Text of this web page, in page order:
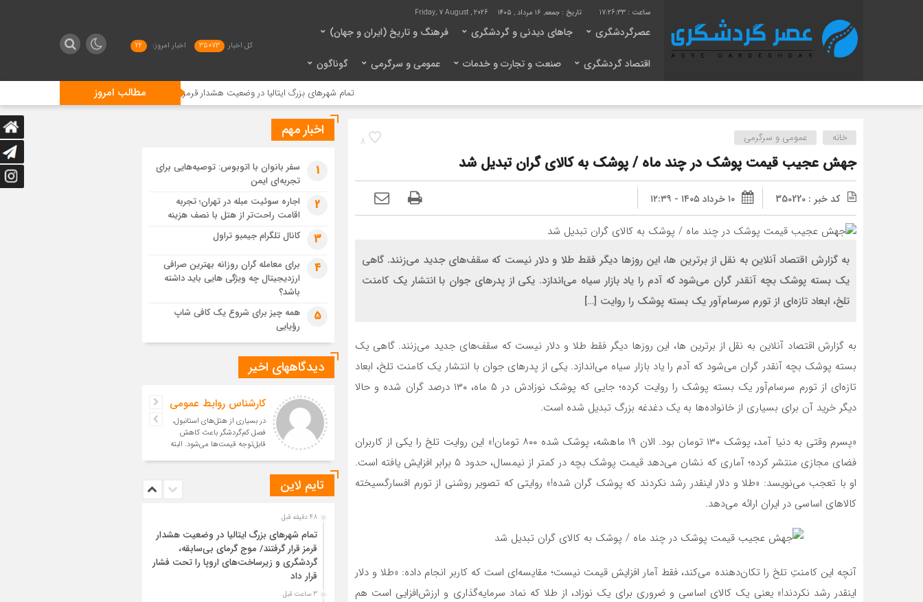
17:26:34 تاریخ : جمعه, ۱۶ مرداد , ۱۴۰۵ Friday, 7 August , 2026
عصرگردشگری جاهای دیدنی و گردشگری فرهنگ و تاریخ (ایران و جهان)
اقتصاد گردشگری صنعت و تجارت و خدمات عمومی و سرگرمی گوناگون
کل اخبار 35073 اخبار امروز: 22
مطالب امروز
تمام شهرهای بزرگ ایتالیا در وضعیت هشدار قرمز قرار گرفتند/ موج گرمای بی‌سابقه، گردشگری و زیرساخت‌های
8 خانه عمومی و سرگرمی
جهش عجیب قیمت پوشک در چند ماه / پوشک به کالای گران تبدیل شد
کد خبر : 350220 ۱۰ خرداد ۱۴۰۵ - ۱۲:۳۹
به گزارش اقتصاد آنلاین به نقل از برترین ها، این روزها دیگر فقط طلا و دلار نیست که سقف‌های جدید می‌زنند. گاهی
یک بسته پوشک بچه آنقدر گران می‌شود که آدم را یاد بازار سیاه می‌اندازد. یکی از پدرهای جوان با انتشار یک کامنت
تلخ، ابعاد تازه‌ای از تورم سرسام‌آور یک بسته پوشک را روایت […]
به گزارش اقتصاد آنلاین به نقل از برترین ها، این روزها دیگر فقط طلا و دلار نیست که سقف‌های جدید می‌زنند. گاهی یک
بسته پوشک بچه آنقدر گران می‌شود که آدم را یاد بازار سیاه می‌اندازد. یکی از پدرهای جوان با انتشار یک کامنت تلخ، ابعاد
تازه‌ای از تورم سرسام‌آور یک بسته پوشک را روایت کرده؛ جایی که پوشک نوزادش در ۵ ماه، ۱۳۰ درصد گران شده و حالا
دیگر خرید آن برای بسیاری از خانواده‌ها به یک دغدغه بزرگ تبدیل شده است.
«پسرم وقتی به دنیا آمد، پوشک ۱۳۰ تومان بود. الان ۱۹ ماهشه، پوشک شده ۸۰۰ تومان!» این روایت تلخ را یکی از کاربران
فضای مجازی منتشر کرده؛ آماری که نشان می‌دهد قیمت پوشک بچه در کمتر از نیمسال، حدود ۵ برابر افزایش یافته است.
او با تعجب می‌نویسد: «طلا و دلار اینقدر رشد نکردند که پوشک گران شده!» روایتی که تصویر روشنی از تورم افسارگسیخته
کالاهای اساسی در ایران ارائه می‌دهد.
آنچه این کامنتِ تلخ را تکان‌دهنده می‌کند، فقط آمار افزایش قیمت نیست؛ مقایسه‌ای است که کاربر انجام داده: «طلا و دلار
اینقدر رشد نکردند!» یعنی یک کالای اساسی و ضروری برای یک نوزاد، از طلا که نماد سرمایه‌گذاری و ارزش‌افزایی است هم
اخبار مهم
1
سفر بانوان با اتوبوس: توصیه‌هایی برای
تجربه‌ای ایمن
2
اجاره سوئیت مبله در تهران؛ تجربه
اقامت راحت‌تر از هتل با نصف هزینه
3 کانال تلگرام جیمبو تراول
4
برای معامله گران روزانه بهترین صرافی
ارزدیجیتال چه ویژگی هایی باید داشته
باشد؟
5
همه چیز برای شروع یک کافی شاپ
رؤیایی
دیدگاههای اخیر
کارشناس روابط عمومی
در بسیاری از هتل‌های استانبول،
فصل کم‌گردشگر باعث کاهش
قابل‌توجه قیمت‌ها می‌شود. البته
شلوغ دارد یا فقط در بعضی
هتل‌ها این‌طور است؟
کارشناس روابط عمومی
انتخاب‌های متعادل‌تری نسبت به
پاتونگ هستن. هم فض
البرز
و هم دسترسی خوب به جاذبه‌ها
براش مهمه و هم آ
تایم لاین
48 دقیقه قبل
تمام شهرهای بزرگ ایتالیا در وضعیت هشدار
قرمز قرار گرفتند/ موج گرمای بی‌سابقه،
گردشگری و زیرساخت‌های اروپا را تحت فشار
قرار داد
3 ساعت قبل